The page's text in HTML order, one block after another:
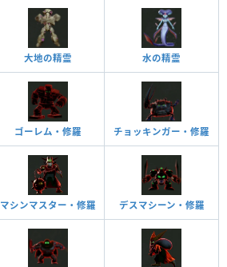
大地の精霊 水の精霊
ゴーレム・修羅 チョッキンガー・修羅
マシンマスター・修羅 デスマシーン・修羅